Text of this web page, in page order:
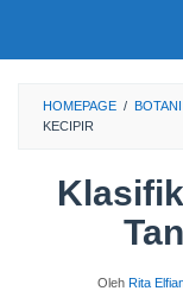
HOMEPAGE / BOTANI
KECIPIR
Oleh Rita